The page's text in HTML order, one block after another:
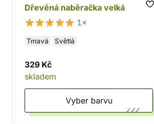
Dřevěná naběračka velká
1×
Tmavá Světlá
329 Kč
skladem
Vyber barvu